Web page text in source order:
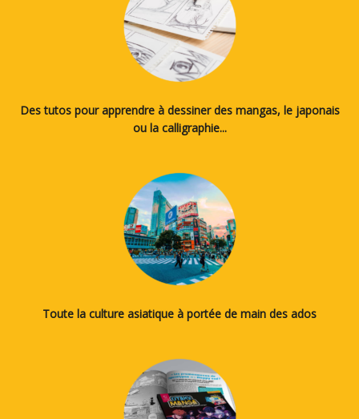
Des tutos pour apprendre à dessiner des mangas, le japonais
ou la calligraphie...
Toute la culture asiatique à portée de main des ados